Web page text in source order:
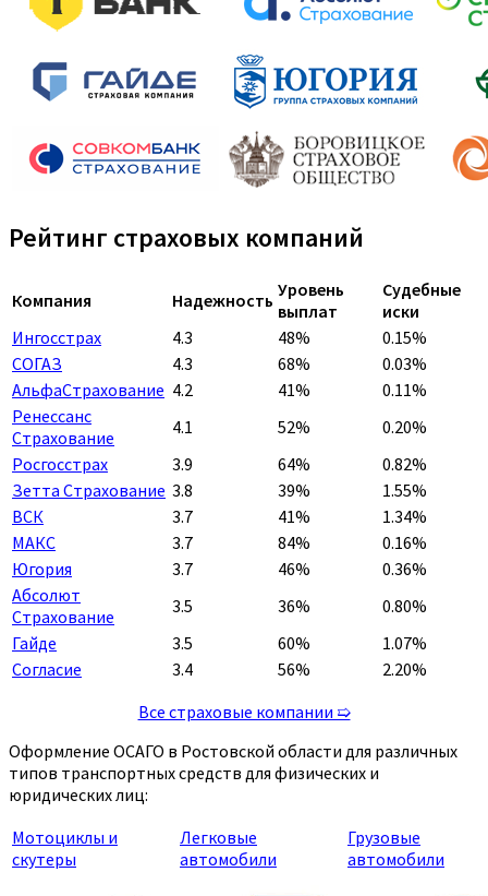
Рейтинг страховых компаний
Компания Надежность Уровень
выплат
Судебные
иски
Ингосстрах
4.3 48%
0.15%
СОГАЗ
4.3 68%
0.03%
АльфаСтрахование 4.2 41%
0.11%
Ренессанс
Страхование
4.1 52%
0.20%
Росгосстрах
3.9 64%
0.82%
Зетта Страхование 3.8 39%
1.55%
ВСК
3.7 41%
1.34%
МАКС
3.7 84%
0.16%
Югория
3.7 46%
0.36%
Абсолют
Страхование
3.5 36%
0.80%
Гайде
3.5 60%
1.07%
Согласие
3.4 56%
2.20%
Все страховые компании ➯
Оформление ОСАГО в Ростовской области для различных
типов транспортных средств для физических и
юридических лиц:
Мотоциклы и
скутеры
Легковые
автомобили
Грузовые
автомобили